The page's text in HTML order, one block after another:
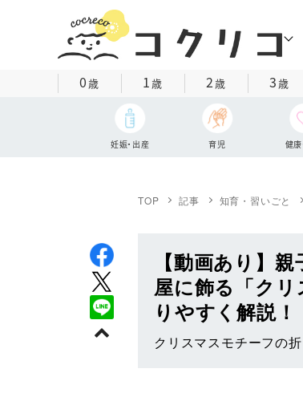
0歳 1歳 2歳 3歳
妊娠・出産 育児 健康
TOP 記事 知育・習いごと
【動画あり】
屋に飾る「ク
りやすく解説！
クリスマスモチーフの